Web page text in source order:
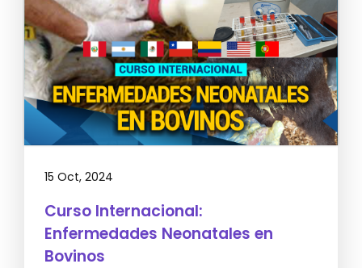
15 Oct, 2024
Curso Internacional:
Enfermedades Neonatales en
Bovinos